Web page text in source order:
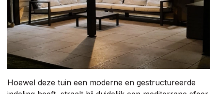
Hoewel deze tuin een moderne en gestructureerde